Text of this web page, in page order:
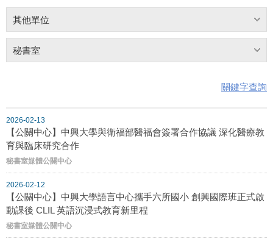
其他單位
秘書室
關鍵字查詢
2026-02-13
【公關中心】中興大學與衛福部醫福會簽署合作協議 深化醫療教
育與臨床研究合作
秘書室媒體公關中心
2026-02-12
【公關中心】中興大學語言中心攜手六所國小 創興國際班正式啟
動課後 CLIL 英語沉浸式教育新里程
秘書室媒體公關中心